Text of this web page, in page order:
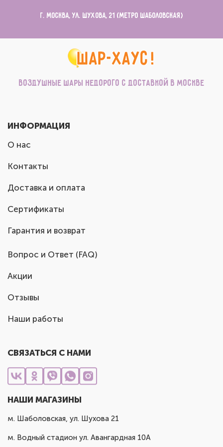
г. Москва, ул. Шухова, 21 (метро Шаболовская)
Воздушные шары недорого с доставкой в Москве
ИНФОРМАЦИЯ
О нас
Контакты
Доставка и оплата
Сертификаты
Гарантия и возврат
Вопрос и Ответ (FAQ)
Акции
Отзывы
Наши работы
СВЯЗАТЬСЯ С НАМИ
НАШИ МАГАЗИНЫ
м. Шаболовская, ул. Шухова 21
м. Водный стадион ул. Авангардная 10А